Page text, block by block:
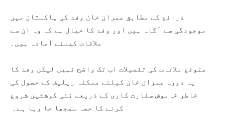
ذرائع کے مطابق عمران خان وفد کی پاکستان میں
موجودگی سے آگاہ ہیں اور وفد کا خیال ہے کہ وہ ان سے
ملاقات کیلئے آمادہ ہیں۔
متوقع ملاقات کی تفصیلات اب تک واضح نہیں لیکن وفد کا
یہ دورہ عمران خان کیلئے ممکنہ ریلیف کے حصول کی
خاطر خاموش سفارت کاری کے ذریعے نئی کوششیں شروع
کرنے کا حصہ سمجھا جا رہا ہے۔